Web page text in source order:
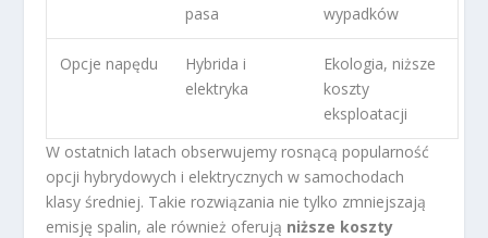
pasa
wypadków
Opcje napędu
Hybrida i
elektryka
Ekologia, niższe
koszty
eksploatacji
W ostatnich latach obserwujemy rosnącą popularność
opcji hybrydowych i elektrycznych w samochodach
klasy średniej. Takie rozwiązania nie tylko zmniejszają
emisję spalin, ale również oferują niższe koszty